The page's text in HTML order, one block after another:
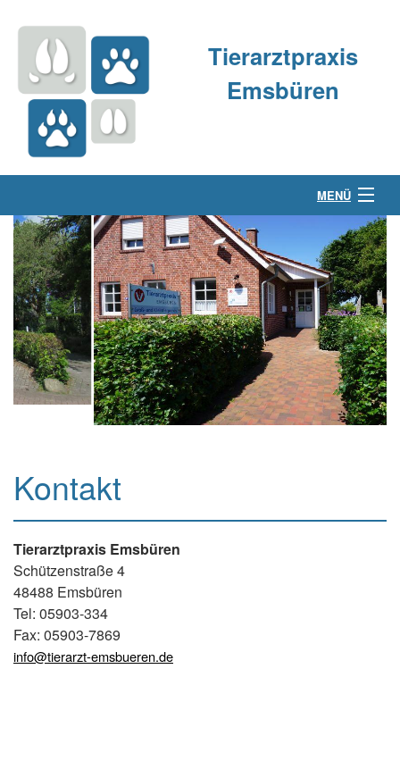
Tierarztpraxis
Emsbüren
MENÜ
Über uns
Kleintierpraxis
Großtierpraxis
Kontakt & Anfahrt
Kontakt
Tierarztpraxis Emsbüren
Schützenstraße 4
48488 Emsbüren
Tel: 05903-334
Fax: 05903-7869
info@tierarzt-emsbueren.de